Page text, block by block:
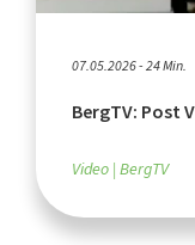
07.05.2026 - 24 Min.
BergTV: Post
Video BergTV